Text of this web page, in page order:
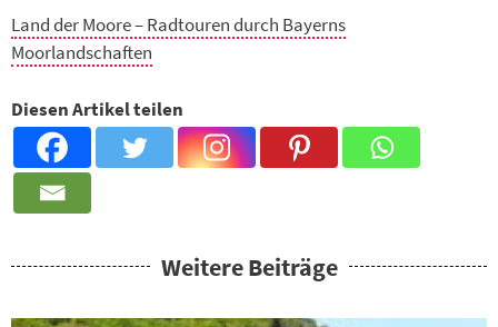
Land der Moore – Radtouren durch Bayerns
Moorlandschaften
Diesen Artikel teilen
Weitere Beiträge